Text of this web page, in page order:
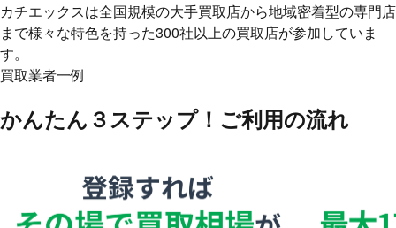
カチエックスは全国規模の大手買取店から地域密着型の専門店
まで様々な特色を持った300社以上の買取店が参加していま
す。
買取業者一例
かんたん３ステップ！ ご利用の流れ